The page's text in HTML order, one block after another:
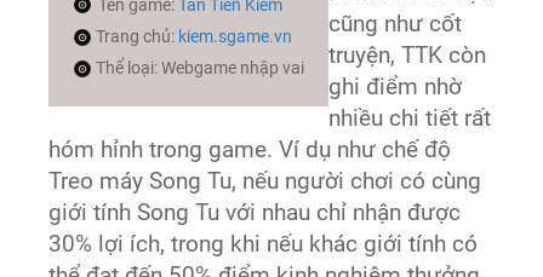
Tên game:Tân Tiên Kiếm
Trang chủ: kiem.sgame.vn
Thể loại: Webgame nhập vai
cũng như cốt
truyện, TTK còn
ghi điểm nhờ
nhiều chi tiết rất
hóm hỉnh trong game. Ví dụ như chế độ
Treo máy Song Tu, nếu người chơi có cùng
giới tính Song Tu với nhau chỉ nhận được
30% lợi ích, trong khi nếu khác giới tính có